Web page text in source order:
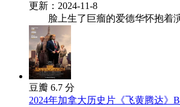
更新：2024-11-8
脸上生了巨瘤的爱德华怀抱着演
豆瓣 6.7 分
2024年加拿大历史片《飞黄腾达》